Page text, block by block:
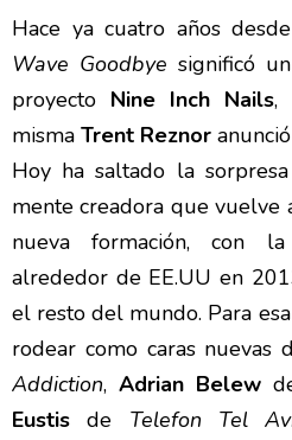
Hace ya cuatro años
Wave Goodbye significó
proyecto Nine Inch Nails,
misma Trent Reznor
Hoy ha saltado la
mente creadora que vuelve
nueva formación, con
alrededor de EE.UU en
el resto del mundo. Para
rodear como caras nuevas
Addiction, Adrian Belew
Eustis de Telefon Tel